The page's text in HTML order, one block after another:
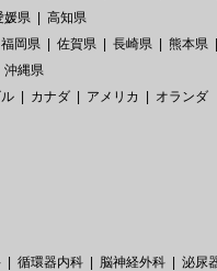
媛県
高知県
福岡県 佐賀県 長崎県 熊本県
沖縄県
カナダ アメリカ オランダ
循環器内科 脳神経外科 泌尿